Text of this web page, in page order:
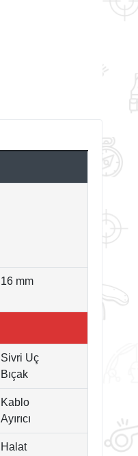
16 mm
Sivri Uç
Bıçak
Kablo
Ayırıcı
Halat